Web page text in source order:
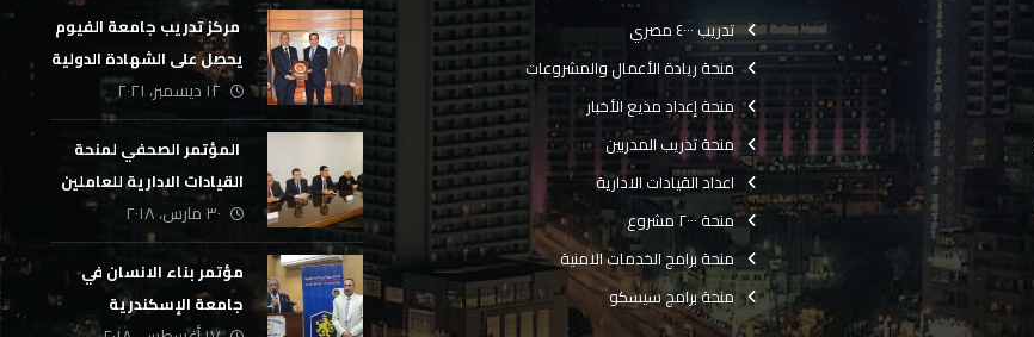
تدريب ٤٠٠٠ مصري
منحة ريادة الأعمال والمشروعات
منحة إعداد مذيع الأخبار
منحة تدريب المدربين
اعداد القيادات الادارية
منحة ٢٠٠٠ مشروع
منحة برامج الخدمات الامنية
منحة برامج سيسكو
‏ مركز تدريب جامعة الفيوم
يحصل على الشهادة الدولية
لجودة التدريب
١٢ ديسمبر، ٢٠٢١
‏ المؤتمر الصحفي لمنحة
القيادات الادارية للعاملين
في الجهاز الاداري بالدولة
٣٠ مارس، ٢٠١٨
مؤتمر بناء الانسان في
جامعة الإسكندرية